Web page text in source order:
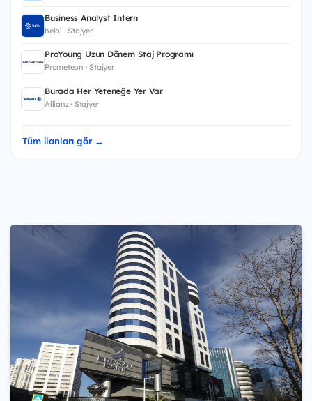
Business Analyst Intern
helo! · Stajyer
ProYoung Uzun Dönem Staj Programı
Prometeon · Stajyer
Burada Her Yeteneğe Yer Var
Allianz · Stajyer
Tüm ilanları gör →